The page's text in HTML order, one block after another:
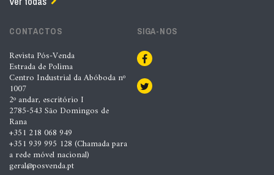
CONTACTOS
Revista Pós-Venda
Estrada de Polima
Centro Industrial da Abóboda nº
1007
2º andar, escritório I
2785-543 São Domingos de
Rana
+351 218 068 949
+351 939 995 128 (Chamada para
a rede móvel nacional)
geral@posvenda.pt
SIGA-NOS